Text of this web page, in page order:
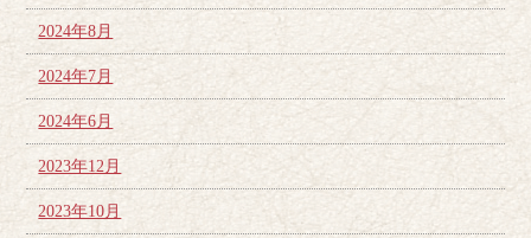
2024年8月
2024年7月
2024年6月
2023年12月
2023年10月